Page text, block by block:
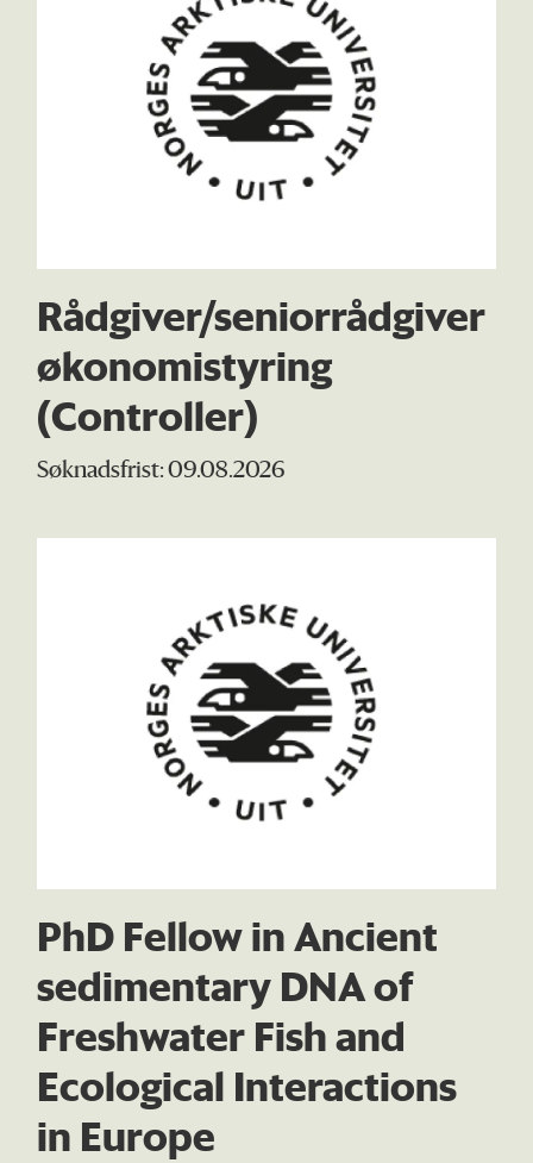
Rådgiver/seniorrådgiver
økonomistyring
(Controller)
Søknadsfrist: 09.08.2026
PhD Fellow in Ancient
sedimentary DNA of
Freshwater Fish and
Ecological Interactions
in Europe